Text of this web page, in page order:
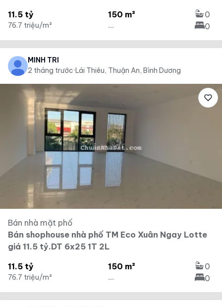
11.5 tỷ
76.7 triệu/m²
150 m²
...
0
0
MINH TRÍ
2 tháng trước·Lái Thiêu, Thuận An, Bình Dương
Bán nhà mặt phố
Bán shophouse nhà phố TM Eco Xuân Ngay Lotte
giá 11.5 tỷ.DT 6x25 1T 2L
11.5 tỷ
76.7 triệu/m²
150 m²
...
0
0